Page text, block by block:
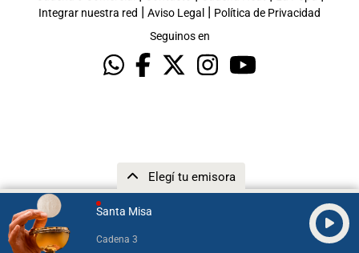
Santa Misa
Cadena 3
Elegí tu emisora
Integrar nuestra red | Aviso Legal | Política de Privacidad
Seguinos en